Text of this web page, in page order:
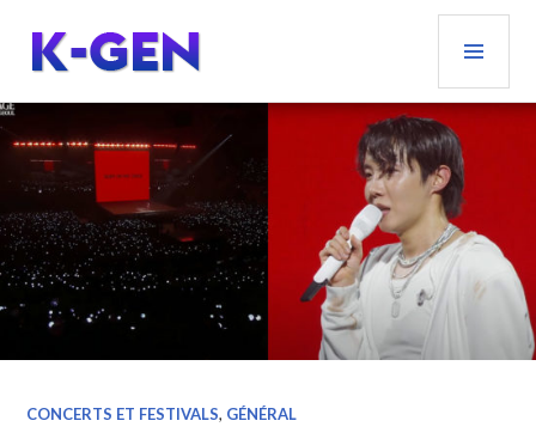
contenu
principal
K-GEN
CONCERTS ET FESTIVALS, GÉNÉRAL